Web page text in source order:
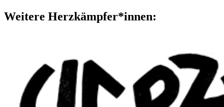
Weitere Herzkämpfer*innen: